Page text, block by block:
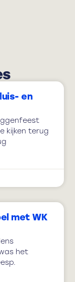
en
kijken terug
met WK
het